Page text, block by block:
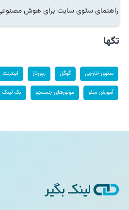
راهنمای سئوی سایت برای هوش
تگها
سئوی خارجی گوگل رپورتاژ اینترنت
آموزش سئو موتورهای جستجو بک لینک